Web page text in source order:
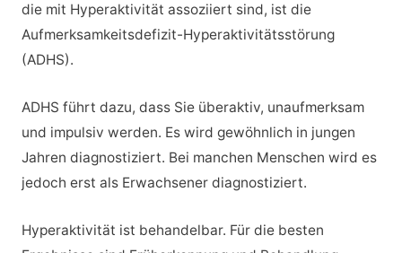
die mit Hyperaktivität assoziiert sind, ist die
Aufmerksamkeitsdefizit-Hyperaktivitätsstörung
(ADHS).
ADHS führt dazu, dass Sie überaktiv, unaufmerksam
und impulsiv werden. Es wird gewöhnlich in jungen
Jahren diagnostiziert. Bei manchen Menschen wird es
jedoch erst als Erwachsener diagnostiziert.
Hyperaktivität ist behandelbar. Für die besten